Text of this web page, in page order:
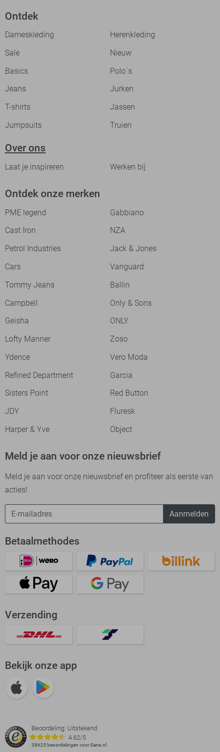
Ontdek
Dameskleding
Herenkleding
Sale
Nieuw
Basics
Polo`s
Jeans
Jurken
T-shirts
Jassen
Jumpsuits
Truien
Over ons
Laat je inspireren Werken bij
Ontdek onze merken
PME legend
Gabbiano
Cast Iron
NZA
Petrol Industries
Jack & Jones
Cars
Vanguard
Tommy Jeans
Ballin
Campbell
Only & Sons
Geisha
ONLY
Lofty Manner
Zoso
Ydence
Vero Moda
Refined Department
Garcia
Sisters Point
Red Button
JDY
Fluresk
Harper & Yve
Object
Meld je aan voor onze nieuwsbrief
Meld je aan voor onze nieuwsbrief en profiteer als eerste van
acties!
Aanmelden
Betaalmethodes
Verzending
Bekijk onze app
Beoordeling: Uitstekend
4.62/5
38625 beoordelingen voor Sans.nl